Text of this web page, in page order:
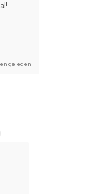
geleden